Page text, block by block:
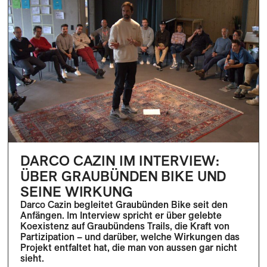
DARCO CAZIN IM INTERVIEW:
ÜBER GRAUBÜNDEN BIKE UND
SEINE WIRKUNG
Darco Cazin begleitet Graubünden Bike seit den
Anfängen. Im Interview spricht er über gelebte
Koexistenz auf Graubündens Trails, die Kraft von
Partizipation – und darüber, welche Wirkungen das
Projekt entfaltet hat, die man von aussen gar nicht
sieht.